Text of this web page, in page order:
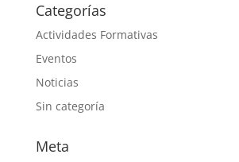
Categorías
Actividades Formativas
Eventos
Noticias
Sin categoría
Meta